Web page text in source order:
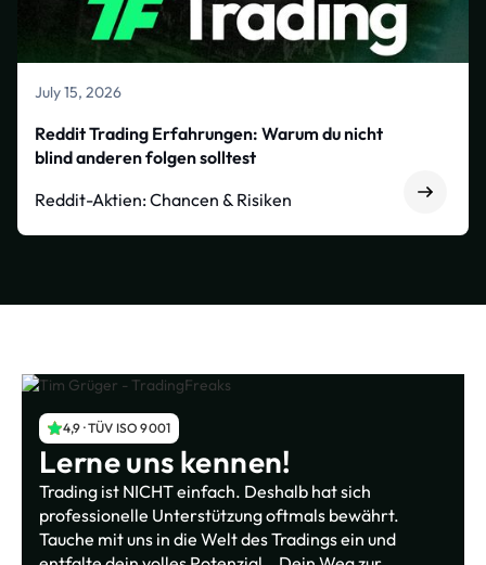
July 15, 2026
Reddit Trading Erfahrungen: Warum du nicht
blind anderen folgen solltest
Reddit-Aktien: Chancen & Risiken
4,9 · TÜV ISO 9001
Lerne uns kennen!
Trading ist NICHT einfach. Deshalb hat sich
professionelle Unterstützung oftmals bewährt.
Tauche mit uns in die Welt des Tradings ein und